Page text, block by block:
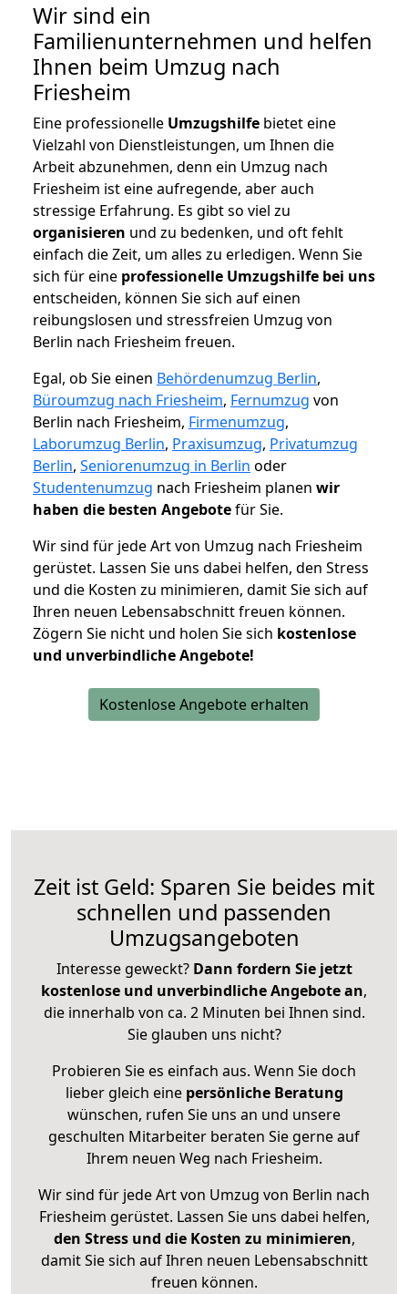
Wir sind ein
Familienunternehmen und helfen
Ihnen beim Umzug nach
Friesheim
Eine professionelle Umzugshilfe bietet eine
Vielzahl von Dienstleistungen, um Ihnen die
Arbeit abzunehmen, denn ein Umzug nach
Friesheim ist eine aufregende, aber auch
stressige Erfahrung. Es gibt so viel zu
organisieren und zu bedenken, und oft fehlt
einfach die Zeit, um alles zu erledigen. Wenn Sie
sich für eine professionelle Umzugshilfe bei uns
entscheiden, können Sie sich auf einen
reibungslosen und stressfreien Umzug von
Berlin nach Friesheim freuen.
Egal, ob Sie einen Behördenumzug Berlin,
Büroumzug nach Friesheim, Fernumzug von
Berlin nach Friesheim, Firmenumzug,
Laborumzug Berlin, Praxisumzug, Privatumzug
Berlin, Seniorenumzug in Berlin oder
Studentenumzug nach Friesheim planen wir
haben die besten Angebotefür Sie.
Wir sind für jede Art von Umzug nach Friesheim
gerüstet. Lassen Sie uns dabei helfen, den Stress
und die Kosten zu minimieren, damit Sie sich auf
Ihren neuen Lebensabschnitt freuen können.
Zögern Sie nicht und holen Sie sich kostenlose
und unverbindliche Angebote!
Kostenlose Angebote erhalten
Zeit ist Geld: Sparen Sie beides mit
schnellen und passenden
Umzugsangeboten
Interesse geweckt? Dann fordern Sie jetzt
kostenlose und unverbindliche Angebote an,
die innerhalb von ca. 2 Minuten bei Ihnen sind.
Sie glauben uns nicht?
Probieren Sie es einfach aus. Wenn Sie doch
lieber gleich eine persönliche Beratung
wünschen, rufen Sie uns an und unsere
geschulten Mitarbeiter beraten Sie gerne auf
Ihrem neuen Weg nach Friesheim.
Wir sind für jede Art von Umzug von Berlin nach
Friesheim gerüstet. Lassen Sie uns dabei helfen,
den Stress und die Kosten zu minimieren,
damit Sie sich auf Ihren neuen Lebensabschnitt
freuen können.